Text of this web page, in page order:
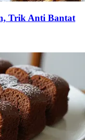
Trik Anti Bantat